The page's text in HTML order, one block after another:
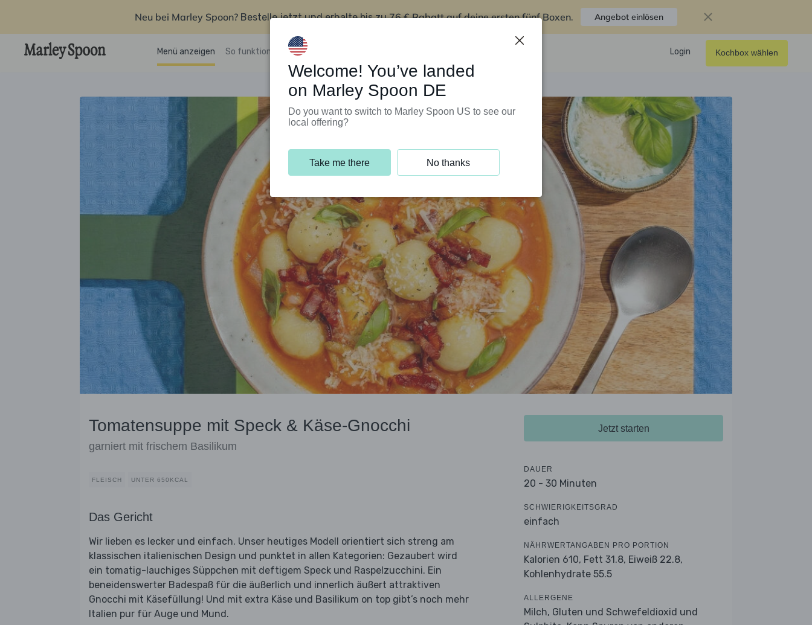
Neu bei Marley Spoon? Bestelle jetzt und erhalte bis zu76 € Rabatt auf deine ersten fünf Boxen. Angebot einlösen
Menü anzeigen So funktioniert’s Kundenservice Login Kochbox wählen
Tomatensuppe mit Speck & Käse-Gnocchi
garniert mit frischem Basilikum
FLEISCH UNTER 650KCAL
Das Gericht
Wir lieben es lecker und einfach. Unser heutiges Modell orientiert sich streng am
klassischen italienischen Design und punktet in allen Kategorien: Gezaubert wird
ein tomatig-lauchiges Süppchen mit deftigem Speck und Raspelzucchini. Ein
beneidenswerter Badespaß für die äußerlich und innerlich äußert attraktiven
Gnocchi mit Käsefüllung! Und mit extra Käse und Basilikum on top gibt’s noch mehr
Italien pur für Auge und Mund.
Jetzt starten
DAUER
20 - 30 Minuten
SCHWIERIGKEITSGRAD
einfach
NÄHRWERTANGABEN PRO PORTION
Kalorien 610, Fett 31.8, Eiweiß 22.8,
Kohlenhydrate 55.5
ALLERGENE
Milch, Gluten und Schwefeldioxid und
Welcome! You’ve landed
on Marley Spoon DE
Do you want to switch to Marley Spoon US to see our
local offering?
Take me there No thanks